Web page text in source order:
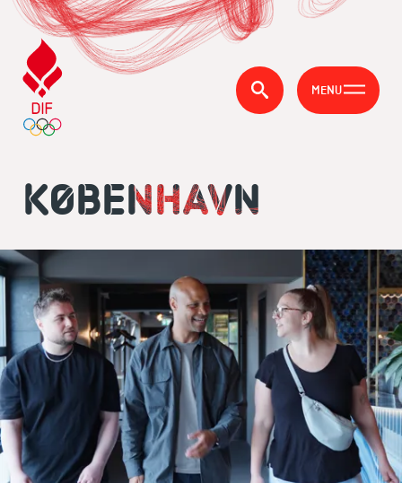
MENU
KØBENHAVN